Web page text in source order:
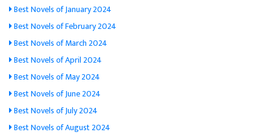
Best Novels of January 2024
Best Novels of February 2024
Best Novels of March 2024
Best Novels of April 2024
Best Novels of May 2024
Best Novels of June 2024
Best Novels of July 2024
Best Novels of August 2024